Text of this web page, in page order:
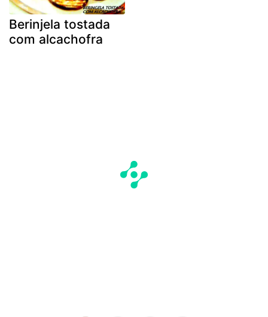
Berinjela tostada
com alcachofra